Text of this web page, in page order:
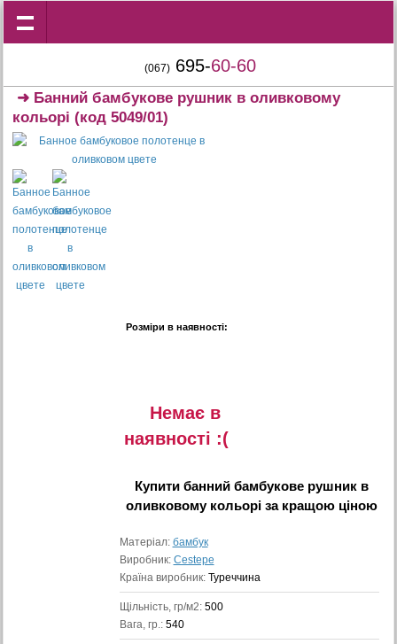
(067) 695-60-60
➜ Банний бамбукове рушник в оливковому
кольорі (код 5049/01)
Розміри в наявності:
Немає в
наявностi :(
Купити банний бамбукове рушник в
оливковому кольоріза кращою ціною
Матеріал: бамбук
Виробник: Cestepe
Країна виробник: Туреччина
Щільність, гр/м2: 500
Вага, гр.: 540